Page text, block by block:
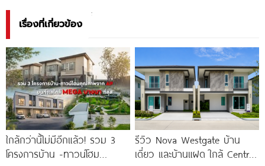
เรื่องที่เกี่ยวข้อง
ใกล้กว่านี้ไม่มีอีกแล้ว! รวม 3
โครงการบ้าน -ทาวน์โฮม
รีวิว Nova Westgate บ้าน
เดี่ยว และบ้านแฝด ใกล้ Central